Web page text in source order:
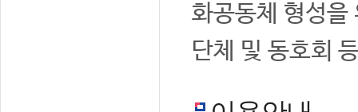
화공동체 형성을
단체 및 동호회